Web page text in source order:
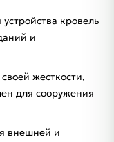
кровель
и
жесткости,
для сооружения
внешней и